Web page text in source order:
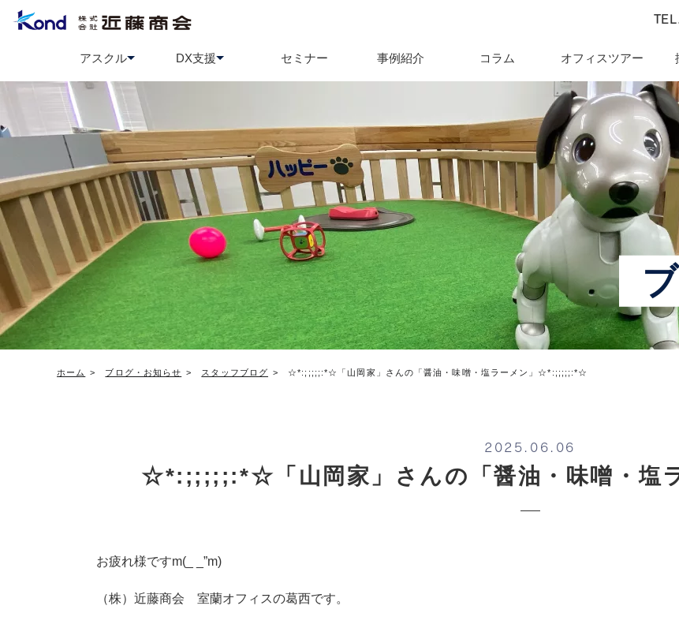
アスクル
アスクル
DX支援
テレワーク導入支援 オフ
セミナー 事例紹介 コラム オフィスツアー
ホーム ブログ・お知らせ スタッフブログ ☆*:;;;;;:*☆「山岡家」さんの「醤油・味噌・塩ラーメン」☆*:;;;;;:*☆
2025.06.06
☆*:;;;;;:*☆「山岡家」さんの「醤油・味噌・
お疲れ様ですm(_ _”m)
（株）近藤商会 室蘭オフィスの葛西です。